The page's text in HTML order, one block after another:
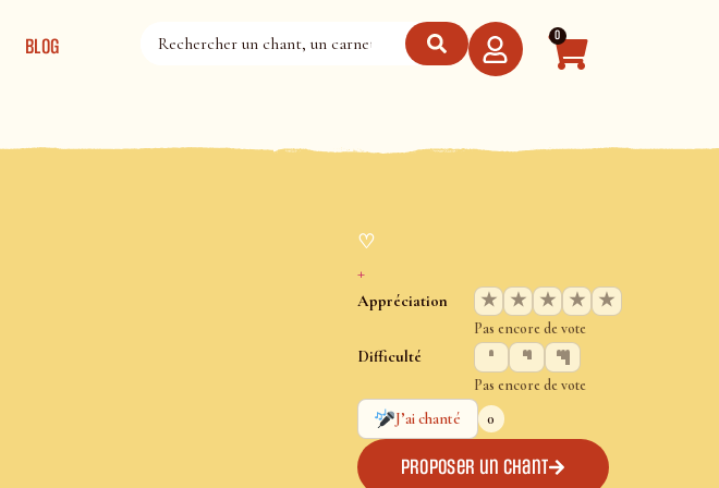
BLOG 0
♡
+
Appréciation ★ ★ ★ ★ ★
Pas encore de vote
Difficulté
Pas encore de vote
J’ai chanté
0
Proposer un chant